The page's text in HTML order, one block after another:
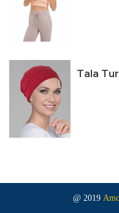
Tala
@ 2019